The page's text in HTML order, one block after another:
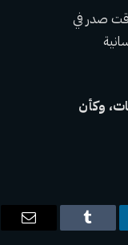
صدر في
وكأن
Tumblr
البريد